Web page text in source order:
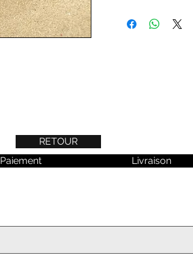
RETOUR
Paiement Livraison